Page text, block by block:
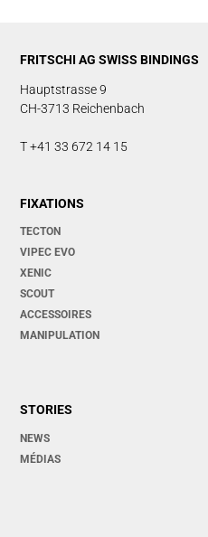
FRITSCHI AG SWISS BINDINGS
Hauptstrasse 9
CH-3713 Reichenbach
T +41 33 672 14 15
FIXATIONS
TECTON
VIPEC EVO
XENIC
SCOUT
ACCESSOIRES
MANIPULATION
STORIES
NEWS
MÉDIAS